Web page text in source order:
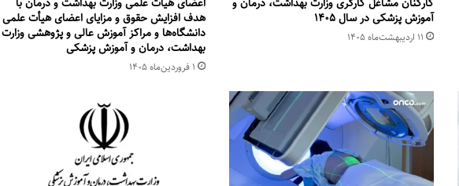
آموزش پزشکی در سال ۱۴۰۵
۱۱ اردیبهشت‌ماه ۱۴۰۵
هدف افزایش حقوق و مزایای اعضای هیأت علمی
دانشگاه‌ها و مراکز آموزش عالی و پژوهشی وزارت
بهداشت، درمان و آموزش پزشکی
۱ فروردین‌ماه ۱۴۰۵